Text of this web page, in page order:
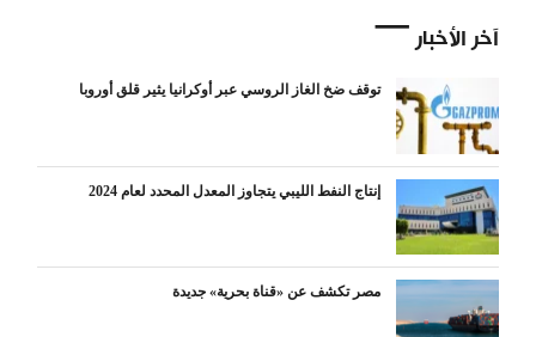
آخر الأخبار
توقف ضخ الغاز الروسي عبر أوكرانيا يثير قلق أوروبا
إنتاج النفط الليبي يتجاوز المعدل المحدد لعام 2024
مصر تكشف عن «قناة بحرية» جديدة